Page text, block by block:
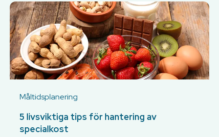
Måltidsplanering
5 livsviktiga tips för hantering av
specialkost